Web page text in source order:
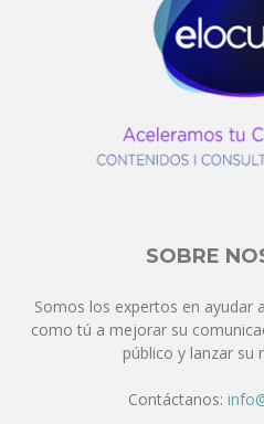
SOBRE
Somos los expertos en ayudar
como tú a mejorar su
público y lanzar su
Contáctanos: